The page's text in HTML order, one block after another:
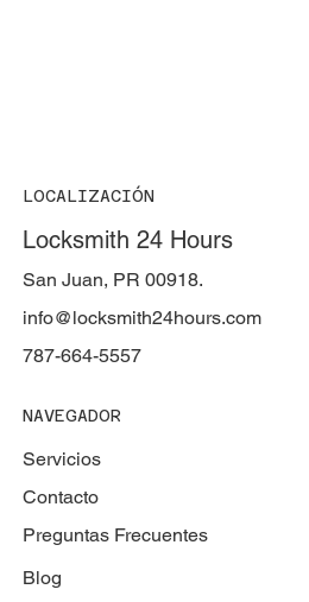
LOCALIZACIÓN
Locksmith 24 Hours
San Juan, PR 00918.
787-664-5557
info@locksmith24hours.com
NAVEGADOR
Servicios
Contacto
Preguntas Frecuentes
Blog